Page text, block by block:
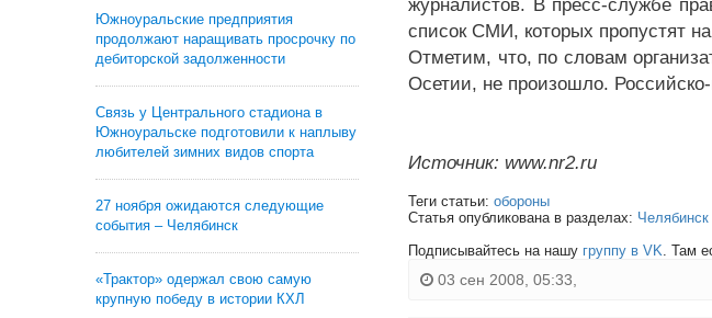
Южноуральские предприятия
продолжают наращивать просрочку по
дебиторской задолженности
Связь у Центрального стадиона в
Южноуральске подготовили к наплыву
любителей зимних видов спорта
27 ноября ожидаются следующие
события – Челябинск
«Трактор» одержал свою самую
крупную победу в истории КХЛ
журналистов. В пресс-службе
список СМИ, которых пропустят
Отметим, что, по словам
Осетии, не произошло.
Источник: www.nr2.ru
Теги статьи: обороны
Статья опубликована в разделах: Челябинск
Подписывайтесь на нашу группу в VK. Там
03 сен 2008, 05:33,